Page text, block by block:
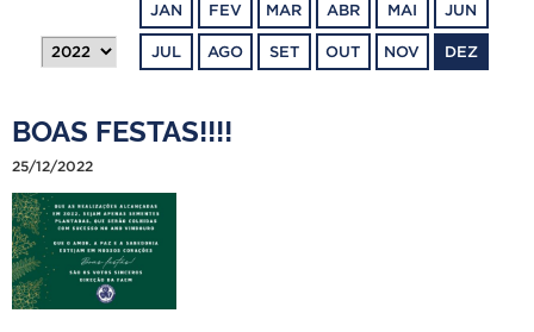
OUVIDORIA
TELEFONES
JAN FEV MAR ABR MAI JUN
JUL AGO SET OUT NOV DEZ
BOAS FESTAS!!!!
25/12/2022